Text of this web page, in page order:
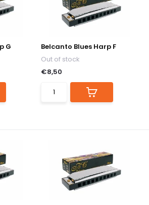
G
Belcanto Blues Harp F
Out of stock
€8,50